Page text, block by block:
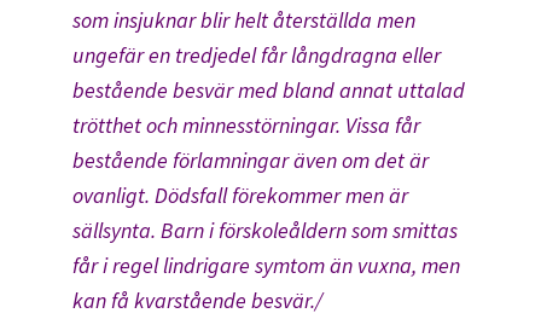
som insjuknar blir helt återställda men
ungefär en tredjedel får långdragna eller
bestående besvär med bland annat uttalad
trötthet och minnesstörningar. Vissa får
bestående förlamningar även om det är
ovanligt. Dödsfall förekommer men är
sällsynta. Barn i förskoleåldern som smittas
får i regel lindrigare symtom än vuxna, men
kan få kvarstående besvär./